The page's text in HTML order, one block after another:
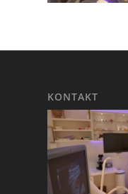
KONTAKT